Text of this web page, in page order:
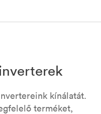
kínálatát.
terméket,